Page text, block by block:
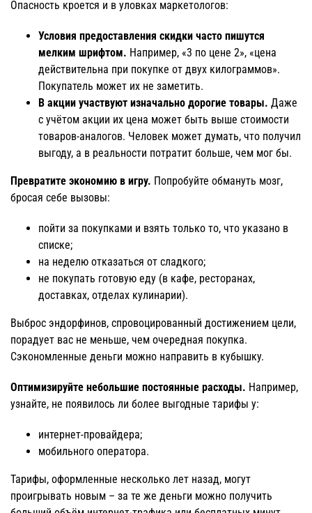
Опасность кроется и в уловках маркетологов:
Условия предоставления скидки часто пишутся
мелким шрифтом. Например, «3 по цене 2», «цена
действительна при покупке от двух килограммов».
Покупатель может их не заметить.
В акции участвуют изначально дорогие товары. Даже
с учётом акции их цена может быть выше стоимости
товаров-аналогов. Человек может думать, что получил
выгоду, а в реальности потратит больше, чем мог бы.
Превратите экономию в игру. Попробуйте обмануть мозг,
бросая себе вызовы:
пойти за покупками и взять только то, что указано в
списке;
на неделю отказаться от сладкого;
не покупать готовую еду (в кафе, ресторанах,
доставках, отделах кулинарии).
Выброс эндорфинов, спровоцированный достижением цели,
порадует вас не меньше, чем очередная покупка.
Сэкономленные деньги можно направить в кубышку.
Оптимизируйте небольшие постоянные расходы. Например,
узнайте, не появилось ли более выгодные тарифы у:
интернет-провайдера;
мобильного оператора.
Тарифы, оформленные несколько лет назад, могут
проигрывать новым – за те же деньги можно получить